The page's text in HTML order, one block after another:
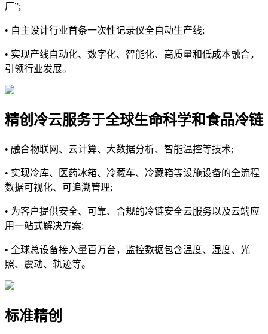
厂”;
• 自主设计行业首条一次性记录仪全自动生产线;
• 实现产线自动化、数字化、智能化、高质量和低成本融合，
引领行业发展。
精创冷云服务于全球生命科学和食品冷链
• 融合物联网、云计算、大数据分析、智能温控等技术;
• 实现冷库、医药冰箱、冷藏车、冷藏箱等设施设备的全流程
数据可视化、可追溯管理;
• 为客户提供安全、可靠、合规的冷链安全云服务以及云端应
用一站式解决方案;
• 全球总设备接入量百万台，监控数据包含温度、湿度、光
照、震动、轨迹等。
标准精创